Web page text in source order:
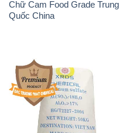
Phèn Nhôm – Al2(SO4)3 17%
Trung Quốc China